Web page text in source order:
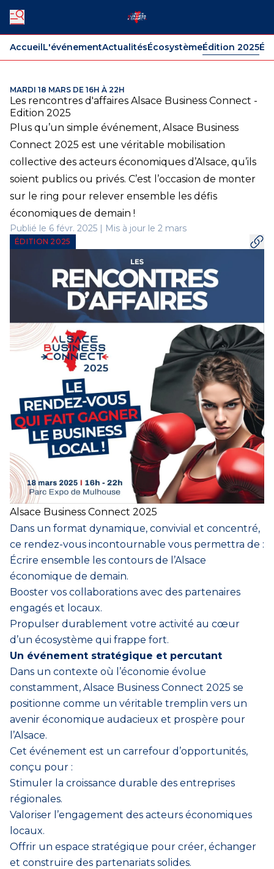
AccueilL'événementActualitésÉcosystèmeÉdition 2025
MARDI 18 MARS DE 16H À 22H
Les rencontres d'affaires Alsace Business Connect -
Edition 2025
Plus qu’un simple événement, Alsace Business
Connect 2025 est une véritable mobilisation
collective des acteurs économiques d’Alsace, qu’ils
soient publics ou privés. C’est l’occasion de monter
sur le ring pour relever ensemble les défis
économiques de demain !
Publié le 6 févr. 2025 | Mis à jour le 2 mars
ÉDITION 2025
Alsace Business Connect 2025
Dans un format dynamique, convivial et concentré,
ce rendez-vous incontournable vous permettra de :
Écrire ensemble les contours de l’Alsace
économique de demain.
Booster vos collaborations avec des partenaires
engagés et locaux.
Propulser durablement votre activité au cœur
d’un écosystème qui frappe fort.
Un événement stratégique et percutant
Dans un contexte où l’économie évolue
constamment, Alsace Business Connect 2025 se
positionne comme un véritable tremplin vers un
avenir économique audacieux et prospère pour
l’Alsace.
Cet événement est un carrefour d’opportunités,
conçu pour :
Stimuler la croissance durable des entreprises
régionales.
Valoriser l’engagement des acteurs économiques
locaux.
Offrir un espace stratégique pour créer, échanger
et construire des partenariats solides.